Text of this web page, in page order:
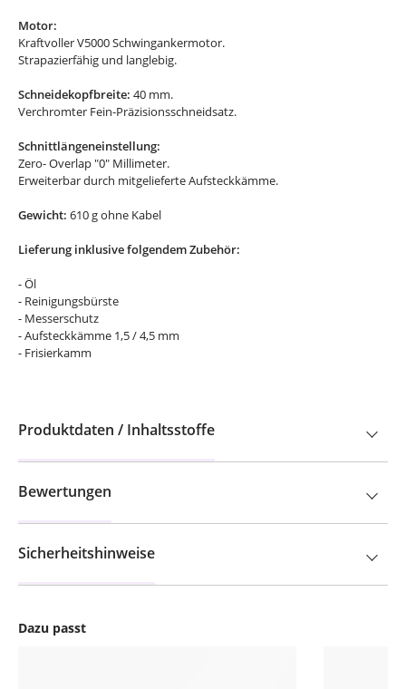
Dazu passt
Motor:
Kraftvoller V5000 Schwingankermotor.
Strapazierfähig und langlebig.
Schneidekopfbreite: 40 mm.
Verchromter Fein-Präzisionsschneidsatz.
Schnittlängeneinstellung:
Zero- Overlap "0" Millimeter.
Erweiterbar durch mitgelieferte Aufsteckkämme.
Gewicht: 610 g ohne Kabel
Lieferung inklusive folgendem Zubehör:
- Öl
- Reinigungsbürste
- Messerschutz
- Aufsteckkämme 1,5 / 4,5 mm
- Frisierkamm
Produktdaten / Inhaltsstoffe
Bewertungen
Sicherheitshinweise